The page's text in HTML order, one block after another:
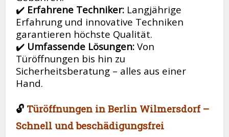
✔️ Erfahrene Techniker: Langjährige
Erfahrung und innovative Techniken
garantieren höchste Qualität.
✔️ Umfassende Lösungen: Von
Türöffnungen bis hin zu
Sicherheitsberatung – alles aus einer
Hand.
🔓 Türöffnungen in Berlin Wilmersdorf –
Schnell und beschädigungsfrei